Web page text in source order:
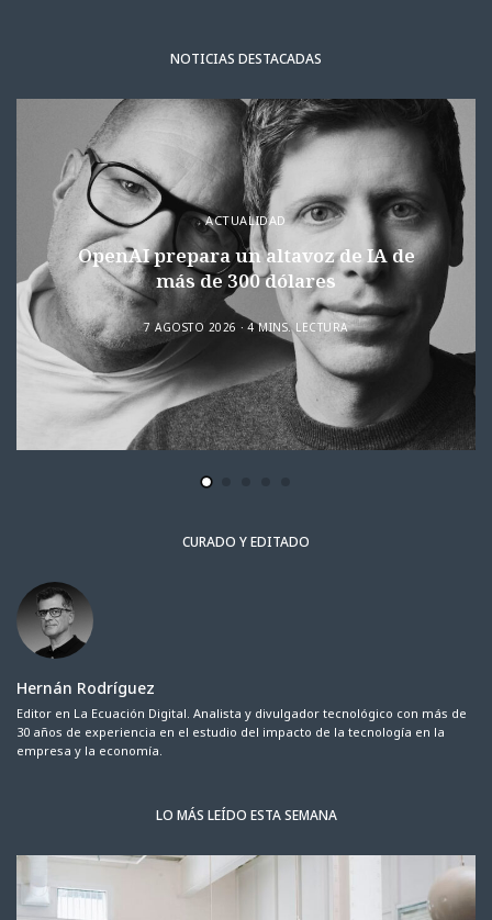
NOTICIAS DESTACADAS
ACTUALIDAD
OpenAI prepara un altavoz de IA de
más de 300 dólares
7 AGOSTO 2026 4 MINS. LECTURA
CURADO Y EDITADO
Hernán Rodríguez
Editor en La Ecuación Digital. Analista y divulgador tecnológico con más de
30 años de experiencia en el estudio del impacto de la tecnología en la
empresa y la economía.
LO MÁS LEÍDO ESTA SEMANA